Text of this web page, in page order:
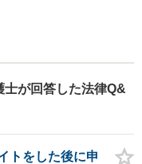
が回答した法律Q&
トをした後に申